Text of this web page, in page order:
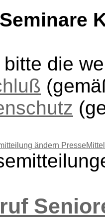
die
ändern